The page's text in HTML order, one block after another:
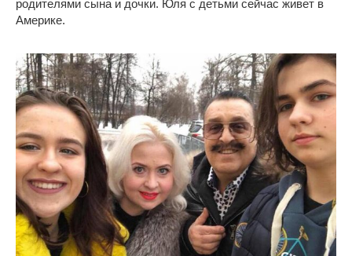
родителями сына и дочки. Юля с детьми сейчас живет в
Америке.